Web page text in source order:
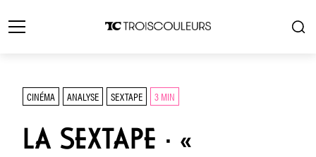
CINÉMA ANALYSE SEXTAPE 3 MIN
LA SEXTAPE · «